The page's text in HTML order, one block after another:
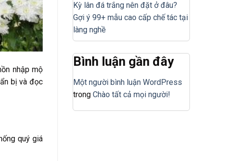
nhập mộ
bị và đọc
quý giá
Kỳ lân đá trắng nên đặt ở đâu?
Gợi ý 99+ mẫu cao cấp chế tác tại
làng nghề
Bình luận gần đây
Một người bình luận WordPress
trong Chào tất cả mọi người!